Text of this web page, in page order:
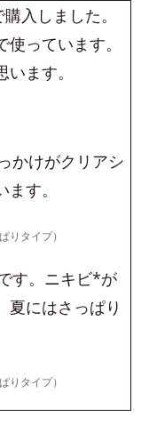
入しました。
っています。
ます。
かけがクリアシ
す。
りタイプ）
す。ニキビ*が
夏にはさっぱり
りタイプ）